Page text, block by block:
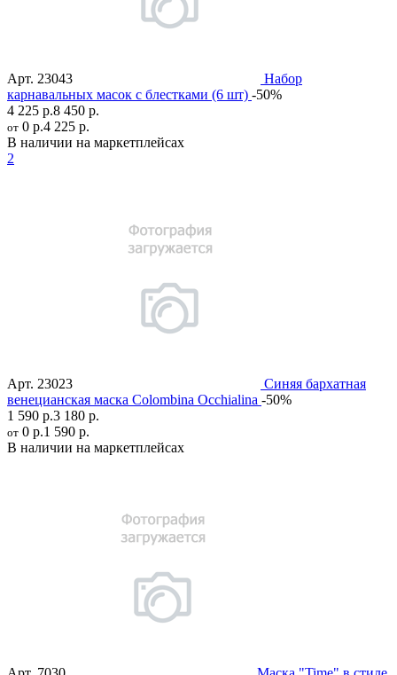
Арт. 23043
Набор
карнавальных масок с блестками (6 шт) -50%
4 225 р.8 450 р.
от 0 р.4 225 р.
В наличии на маркетплейсах
2
Арт. 23023
Синяя бархатная
венецианская маска Colombina Occhialina -50%
1 590 р.3 180 р.
от 0 р.1 590 р.
В наличии на маркетплейсах